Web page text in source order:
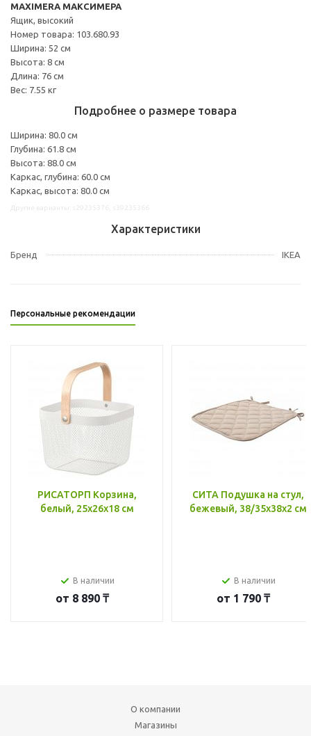
MAXIMERA МАКСИМЕРА
Ящик, высокий
Номер товара: 103.680.93
Ширина: 52 см
Высота: 8 см
Длина: 76 см
Вес: 7.55 кг
Подробнее о размере товара
Ширина: 80.0 см
Глубина: 61.8 см
Высота: 88.0 см
Каркас, глубина: 60.0 см
Каркас, высота: 80.0 см
Характеристики
Бренд IKEA
Персональные рекомендации
РИСАТОРП Корзина,
белый, 25x26x18 см
В наличии
от 8 890 ₸
СИТА Подушка на стул,
бежевый, 38/35x38x2 см
В наличии
от 1 790 ₸
О компании
Магазины